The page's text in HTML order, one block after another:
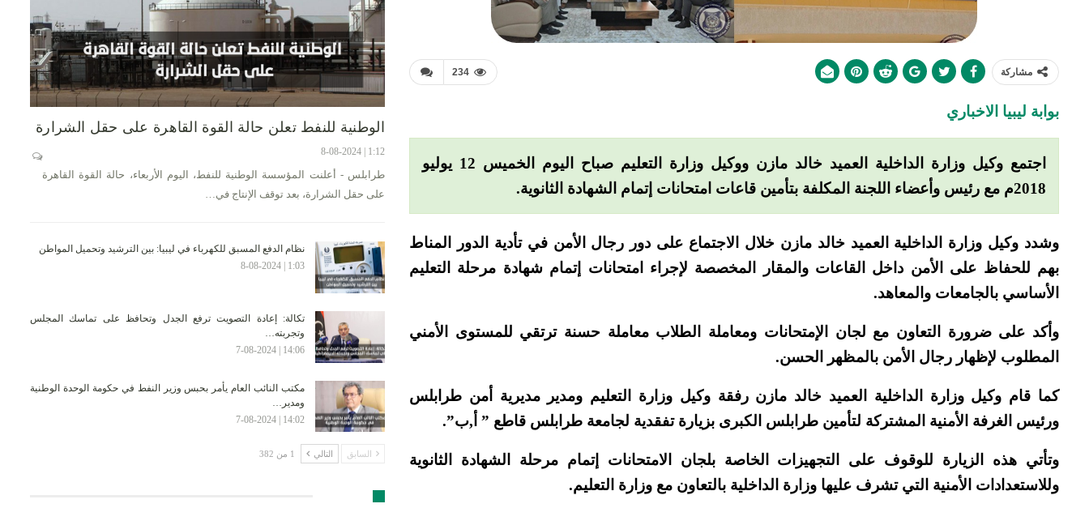
234 مشاركة
بوابة ليبيا الاخباري
اجتمع وكيل وزارة الداخلية العميد خالد مازن ووكيل وزارة التعليم صباح اليوم الخميس 12 يوليو
2018م مع رئيس وأعضاء اللجنة المكلفة بتأمين قاعات امتحانات إتمام الشهادة الثانوية.
وشدد وكيل وزارة الداخلية العميد خالد مازن خلال الاجتماع على دور رجال الأمن في تأدية الدور المناط
بهم للحفاظ على الأمن داخل القاعات والمقار المخصصة لإجراء امتحانات إتمام شهادة مرحلة التعليم
الأساسي بالجامعات والمعاهد.
وأكد على ضرورة التعاون مع لجان الإمتحانات ومعاملة الطلاب معاملة حسنة ترتقي للمستوى الأمني
المطلوب لإظهار رجال الأمن بالمظهر الحسن.
كما قام وكيل وزارة الداخلية العميد خالد مازن رفقة وكيل وزارة التعليم ومدير مديرية أمن طرابلس
ورئيس الغرفة الأمنية المشتركة لتأمين طرابلس الكبرى بزيارة تفقدية لجامعة طرابلس قاطع ” أ,ب”.
وتأتي هذه الزيارة للوقوف على التجهيزات الخاصة بلجان الامتحانات إتمام مرحلة الشهادة الثانوية
وللاستعدادات الأمنية التي تشرف عليها وزارة الداخلية بالتعاون مع وزارة التعليم.
الوطنية للنفط تعلن حالة القوة القاهرة على حقل الشرارة
1:12 | 8-08-2024
طرابلس - أعلنت المؤسسة الوطنية للنفط، اليوم الأربعاء، حالة القوة القاهرة
على حقل الشرارة، بعد توقف الإنتاج في…
نظام الدفع المسبق للكهرباء في ليبيا: بين الترشيد وتحميل المواطن
1:03 | 8-08-2024
تكالة: إعادة التصويت ترفع الجدل وتحافظ على تماسك المجلس
وتجربته…
14:06 | 7-08-2024
مكتب النائب العام يأمر بحبس وزير النفط في حكومة الوحدة الوطنية
ومدير…
14:02 | 7-08-2024
السابق التالي 1 من 382